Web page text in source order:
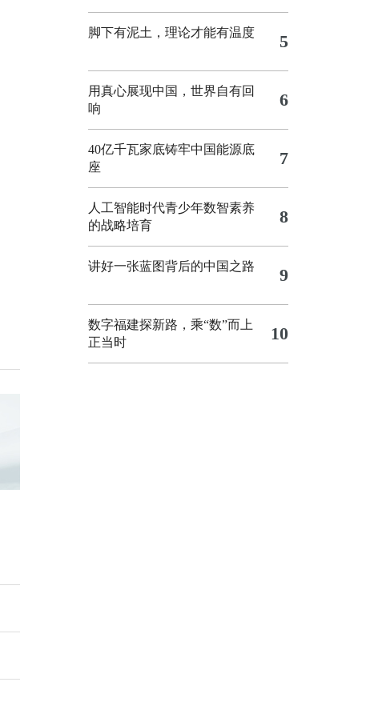
脚下有泥土，理论才能有温度 5
用真心展现中国，世界自有回
响
6
40亿千瓦家底铸牢中国能源底
座
7
人工智能时代青少年数智素养
的战略培育
8
讲好一张蓝图背后的中国之路 9
数字福建探新路，乘“数”而上
正当时
10